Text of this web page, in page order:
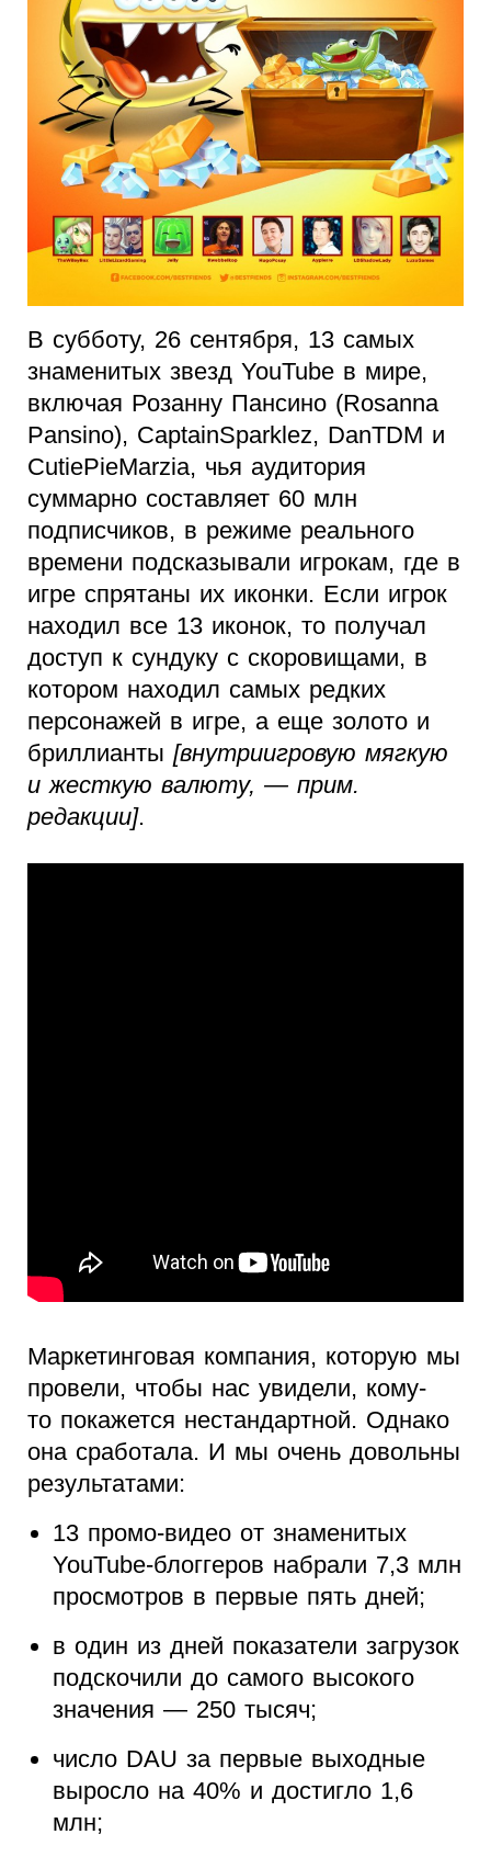
В субботу, 26 сентября, 13 самых
знаменитых звезд YouTube в мире,
включая Розанну Пансино (Rosanna
Pansino), CaptainSparklez, DanTDM и
CutiePieMarzia, чья аудитория
суммарно составляет 60 млн
подписчиков, в режиме реального
времени подсказывали игрокам, где в
игре спрятаны их иконки. Если игрок
находил все 13 иконок, то получал
доступ к сундуку с скоровищами, в
котором находил самых редких
персонажей в игре, а еще золото и
бриллианты [внутриигровую мягкую
и жесткую валюту, — прим.
редакции].
Маркетинговая компания, которую мы
провели, чтобы нас увидели, кому-
то покажется нестандартной. Однако
она сработала. И мы очень довольны
результатами:
13 промо-видео от знаменитых
YouTube-блоггеров набрали 7,3 млн
просмотров в первые пять дней;
в один из дней показатели загрузок
подскочили до самого высокого
значения — 250 тысяч;
число DAU за первые выходные
выросло на 40% и достигло 1,6
млн;